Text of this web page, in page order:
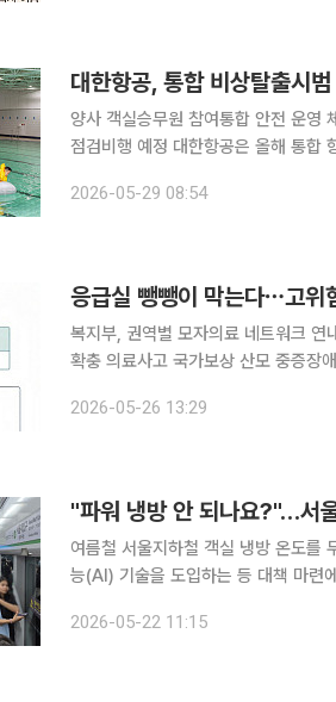
대한항공, 통합 비상탈출시
양사 객실승무원 참여통합 안전 운영
점검비행 예정 대한항공은 올해 통합 항공사 출범을 앞두고 객실승무원의 안전 대응 역량을 검증하
동으로 참여하고, 서로 다른 2개 기종
2026-05-29 08:54
응급실 뺑뺑이 막는다⋯고위
복지부, 권역별 모자의료 네트워크
확충 의료사고 국가보상 산모 중증장애까지 확대…
대 구축한다. 또한 의료진의
2026-05-26 13:29
여름철 서울지하철 객실 냉방 온도를
능(AI) 기술을 도입하는 등 대책 마련에 나섰다. 22일 공사에 따르면 지난해 서
난방 민원은 무더위가 시작되는 5월
2026-05-22 11:15